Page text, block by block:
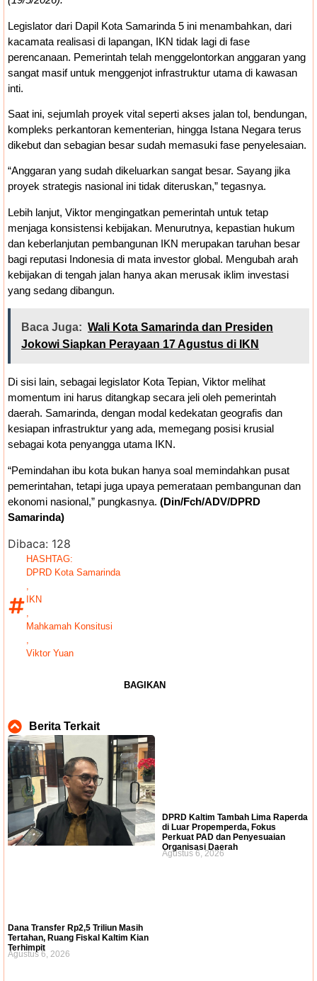
Legislator dari Dapil Kota Samarinda 5 ini menambahkan, dari
kacamata realisasi di lapangan, IKN tidak lagi di fase
perencanaan. Pemerintah telah menggelontorkan anggaran yang
sangat masif untuk menggenjot infrastruktur utama di kawasan
inti.
Saat ini, sejumlah proyek vital seperti akses jalan tol, bendungan,
kompleks perkantoran kementerian, hingga Istana Negara terus
dikebut dan sebagian besar sudah memasuki fase penyelesaian.
“Anggaran yang sudah dikeluarkan sangat besar. Sayang jika
proyek strategis nasional ini tidak diteruskan,” tegasnya.
Lebih lanjut, Viktor mengingatkan pemerintah untuk tetap
menjaga konsistensi kebijakan. Menurutnya, kepastian hukum
dan keberlanjutan pembangunan IKN merupakan taruhan besar
bagi reputasi Indonesia di mata investor global. Mengubah arah
kebijakan di tengah jalan hanya akan merusak iklim investasi
yang sedang dibangun.
Baca Juga: Wali Kota Samarinda dan Presiden
Jokowi Siapkan Perayaan 17 Agustus di IKN
Di sisi lain, sebagai legislator Kota Tepian, Viktor melihat
momentum ini harus ditangkap secara jeli oleh pemerintah
daerah. Samarinda, dengan modal kedekatan geografis dan
kesiapan infrastruktur yang ada, memegang posisi krusial
sebagai kota penyangga utama IKN.
“Pemindahan ibu kota bukan hanya soal memindahkan pusat
pemerintahan, tetapi juga upaya pemerataan pembangunan dan
ekonomi nasional,” pungkasnya. (Din/Fch/ADV/DPRD
Samarinda)
Dibaca: 128
HASHTAG:
DPRD Kota Samarinda
IKN
Mahkamah Konsitusi
Viktor Yuan
BAGIKAN
Berita Terkait
Dana Transfer Rp2,5 Triliun Masih
Tertahan, Ruang Fiskal Kaltim Kian
Terhimpit
Agustus 6, 2026
DPRD Kaltim Tambah Lima Raperda
di Luar Propemperda, Fokus
Perkuat PAD dan Penyesuaian
Organisasi Daerah
Agustus 6, 2026